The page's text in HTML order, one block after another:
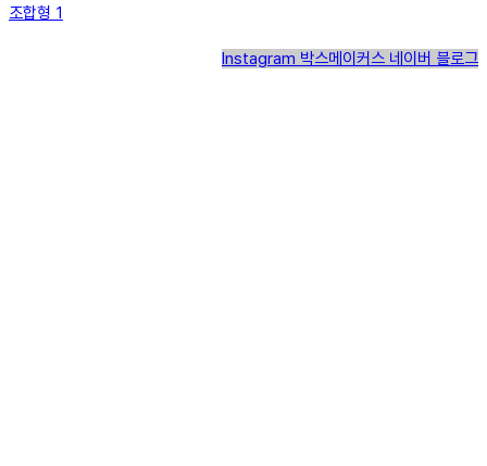
Instagram 박스메이커스 네이버 블로그